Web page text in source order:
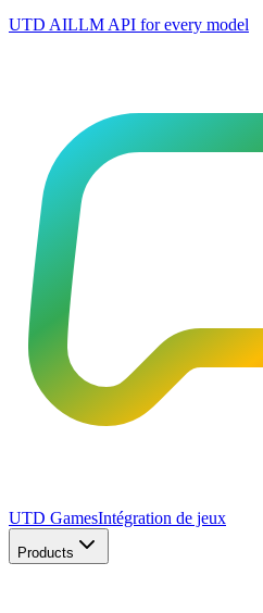
UTD AILLM API for every model
UTD GamesIntégration de jeux
Products